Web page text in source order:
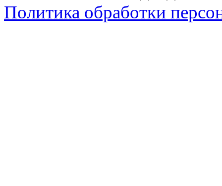
Политика обработки